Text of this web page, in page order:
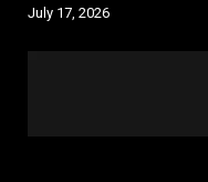
July 17, 2026